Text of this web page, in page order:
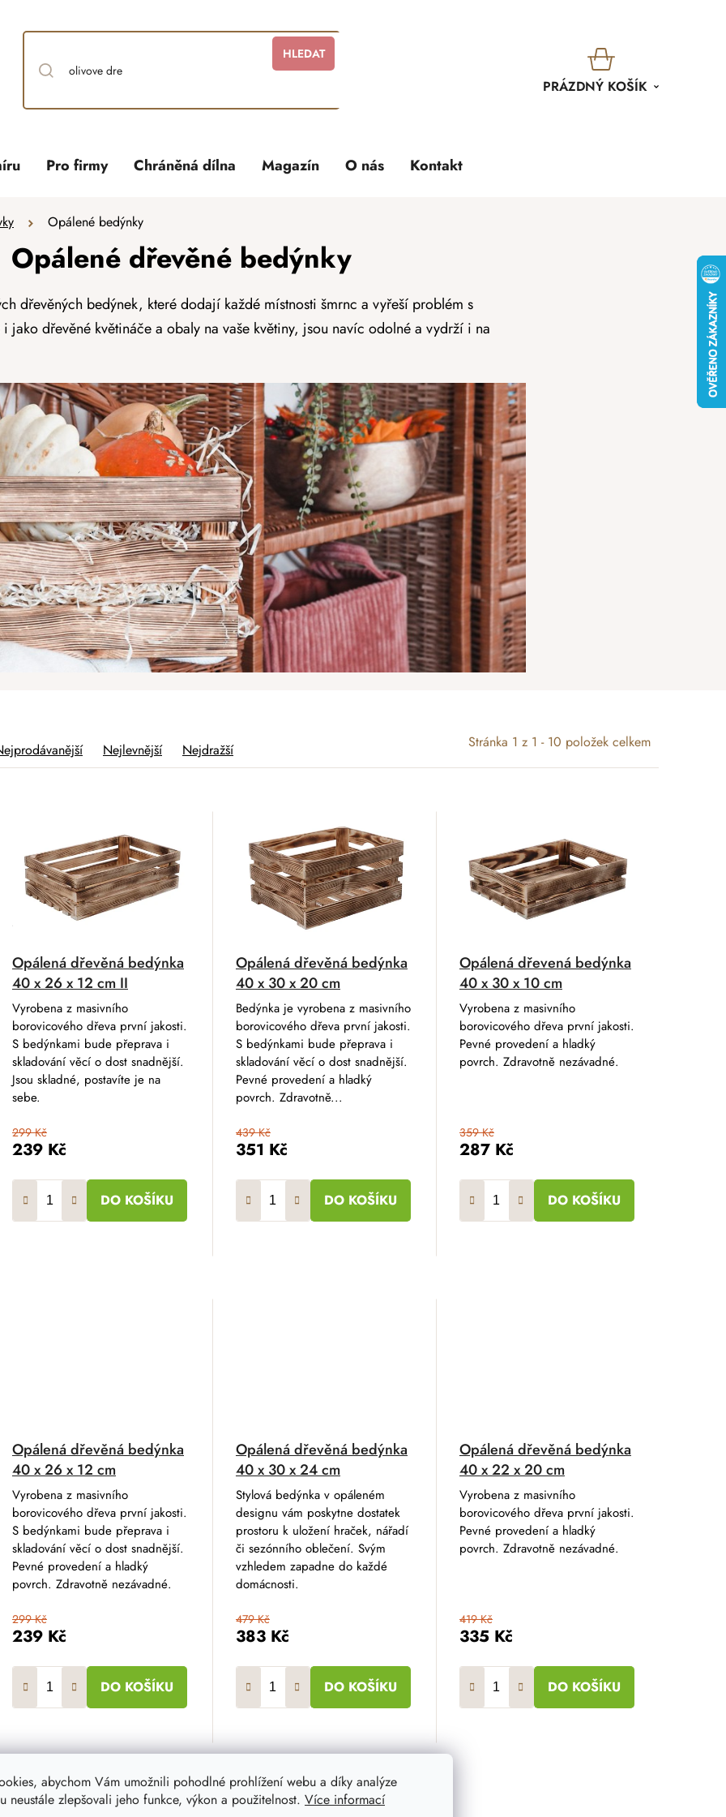
abychom Vám umožnili pohodlné prohlížení webu a díky analýze
neustále zlepšovali jeho funkce, výkon a použitelnost. Více informací
HLEDAT
KOŠÍK
PRÁZDNÝ KOŠÍK
Pro firmy Chráněná dílna Magazín O nás Kontakt
Opálené bedýnky
Opálené dřevěné bedýnky
dřevěných bedýnek, které dodají každé místnosti šmrnc a vyřeší problém s
jako dřevěné květináče a obaly na vaše květiny, jsou navíc odolné a vydrží i na
Stránka 1 z 1 - 10 položek celkem
Nejlevnější Nejdražší
Opálená dřevěná bedýnka
40 x 26 x 12 cm II
239 Kč
299 Kč
DO KOŠÍKU
Vyrobena z masivního
borovicového dřeva první jakosti.
S bedýnkami bude přeprava i
skladování věcí o dost snadnější.
Jsou skladné, postavíte je na
sebe.
Opálená dřevěná bedýnka
40 x 30 x 20 cm
351 Kč
439 Kč
DO KOŠÍKU
Bedýnka je vyrobena z masivního
borovicového dřeva první jakosti.
S bedýnkami bude přeprava i
skladování věcí o dost snadnější.
Pevné provedení a hladký
povrch. Zdravotně...
Opálená dřevená bedýnka
40 x 30 x 10 cm
287 Kč
359 Kč
DO KOŠÍKU
Vyrobena z masivního
borovicového dřeva první jakosti.
Pevné provedení a hladký
povrch. Zdravotně nezávadné.
Opálená dřevěná bedýnka
40 x 26 x 12 cm
239 Kč
299 Kč
DO KOŠÍKU
Vyrobena z masivního
borovicového dřeva první jakosti.
S bedýnkami bude přeprava i
skladování věcí o dost snadnější.
Pevné provedení a hladký
povrch. Zdravotně nezávadné.
Opálená dřevěná bedýnka
40 x 30 x 24 cm
383 Kč
479 Kč
DO KOŠÍKU
Stylová bedýnka v opáleném
designu vám poskytne dostatek
prostoru k uložení hraček, nářadí
či sezónního oblečení. Svým
vzhledem zapadne do každé
domácnosti.
Opálená dřevěná bedýnka
40 x 22 x 20 cm
335 Kč
419 Kč
DO KOŠÍKU
Vyrobena z masivního
borovicového dřeva první jakosti.
Pevné provedení a hladký
povrch. Zdravotně nezávadné.